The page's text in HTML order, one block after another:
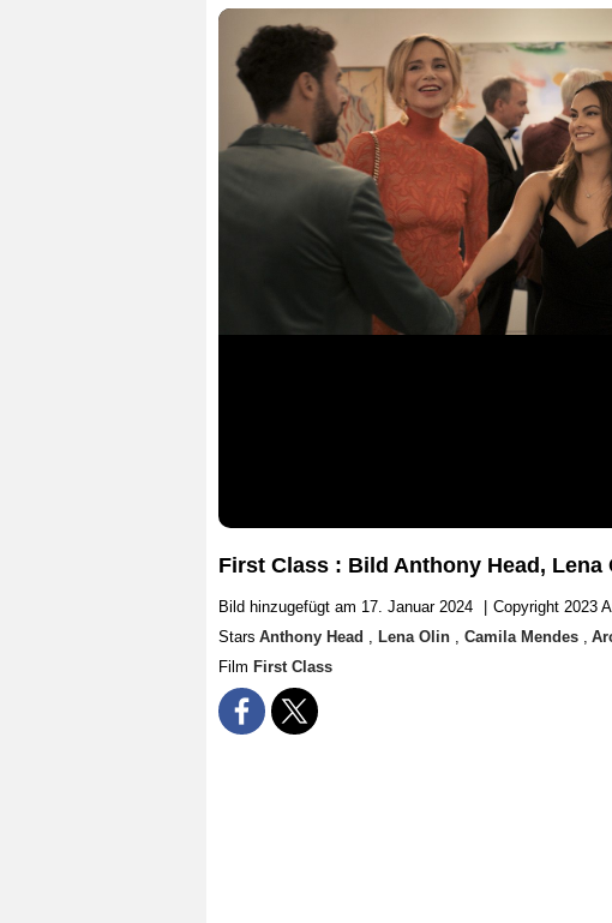
First Class : Bild Anthony Head,
Bild hinzugefügt am 17. Januar 2024
Copyright 2023
Stars Anthony Head , Lena Olin , Camila Mendes ,
Film First Class